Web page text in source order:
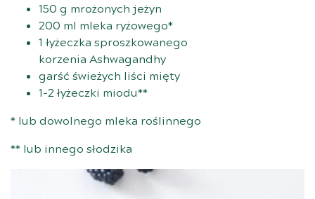
150 g mrożonych jeżyn
200 ml mleka ryżowego*
1 łyżeczka sproszkowanego
korzenia Ashwagandhy
garść świeżych liści mięty
1-2 łyżeczki miodu**
* lub dowolnego mleka roślinnego
** lub innego słodzika